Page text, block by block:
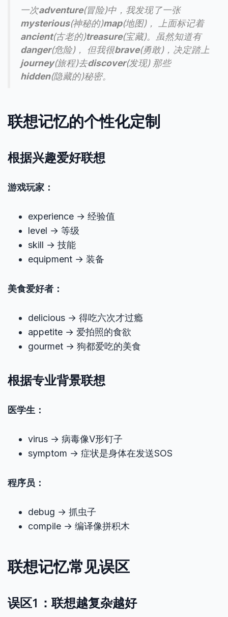
一次adventure(冒险)中，我发现了一张
mysterious(神秘的)map(地图)， 上面标记着
ancient(古老的)treasure(宝藏)。虽然知道有
danger(危险)， 但我很brave(勇敢)，决定踏上
journey(旅程)去discover(发现) 那些
hidden(隐藏的)秘密。
联想记忆的个性化定制
根据兴趣爱好联想
游戏玩家：
experience → 经验值
level → 等级
skill → 技能
equipment → 装备
美食爱好者：
delicious → 得吃六次才过瘾
appetite → 爱拍照的食欲
gourmet → 狗都爱吃的美食
根据专业背景联想
医学生：
virus → 病毒像V形钉子
symptom → 症状是身体在发送SOS
程序员：
debug → 抓虫子
compile → 编译像拼积木
联想记忆常见误区
误区1：联想越复杂越好